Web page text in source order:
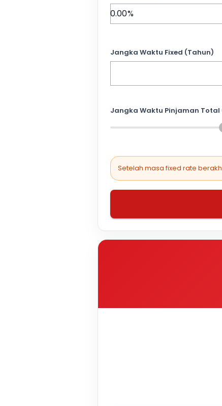
Jangka Waktu Fixed (Tahun)
Jangka Waktu Pinjaman Total
Setelah masa fixed rate